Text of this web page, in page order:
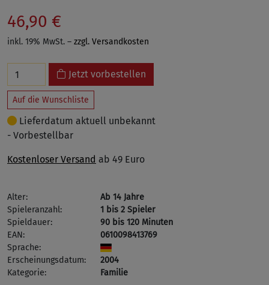
46,90 €
inkl. 19% MwSt. – zzgl. Versandkosten
Jetzt vorbestellen
Auf die Wunschliste
Lieferdatum aktuell unbekannt
- Vorbestellbar
Kostenloser Versand ab 49 Euro
Alter:
Ab 14 Jahre
Spieleranzahl:
1 bis 2 Spieler
Spieldauer:
90 bis 120 Minuten
EAN:
0610098413769
Sprache:
Erscheinungsdatum:
2004
Kategorie:
Familie